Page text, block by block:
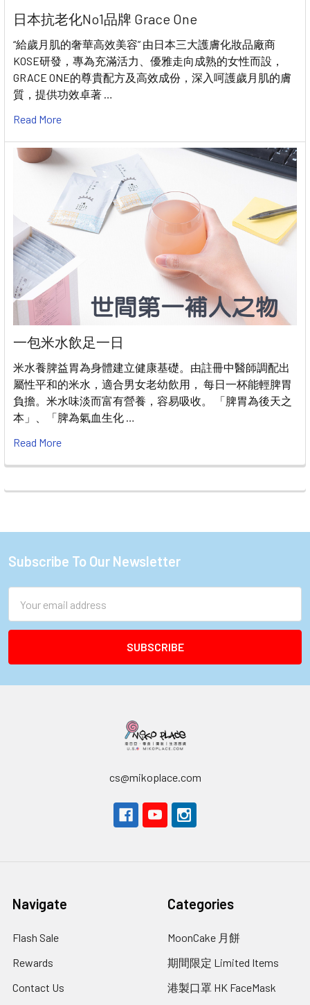
日本抗老化No1品牌 Grace One
“給歲月肌的奢華高效美容” 由日本三大護膚化妝品廠商
KOSE研發，專為充滿活力、優雅走向成熟的女性而設，
GRACE ONE的尊貴配方及高效成份，深入呵護歲月肌的膚
質，提供功效卓著 …
Read More
一包米水飲足一日
米水養脾益胃為身體建立健康基礎。由註冊中醫師調配出
屬性平和的米水，適合男女老幼飲用， 每日一杯能輕脾胃
負擔。米水味淡而富有營養，容易吸收。 「脾胃為後天之
本」、「脾為氣血生化 …
Read More
Footer
Subscribe To Our Newsletter
Address
cs@mikoplace.com
Navigate
Flash Sale
Rewards
Contact Us
Categories
MoonCake 月餅
期間限定 Limited Items
港製口罩 HK FaceMask